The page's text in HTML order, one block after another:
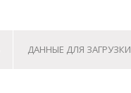
ДАННЫЕ ДЛЯ ЗАГРУЗКИ